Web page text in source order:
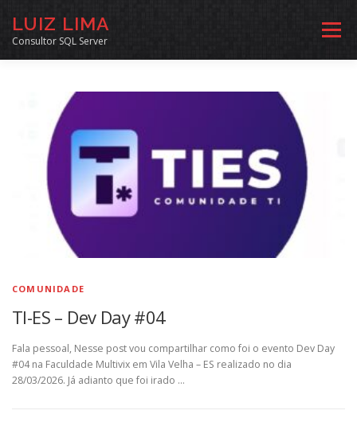
LUIZ LIMA
Consultor SQL Server
Menu
MENTORIA SQL CURSOS EXERCÍCIOS SQL
INÍCIO ARQUIVO LINKS COMUNIDADE
SOBRE CONTATO
COMUNIDADE
TI-ES – Dev Day #04
Fala pessoal, Nesse post vou compartilhar como foi o evento Dev Day
#04 na Faculdade Multivix em Vila Velha – ES realizado no dia
28/03/2026. Já adianto que foi irado …